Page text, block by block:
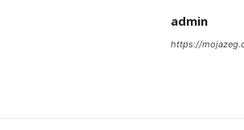
admin
https://